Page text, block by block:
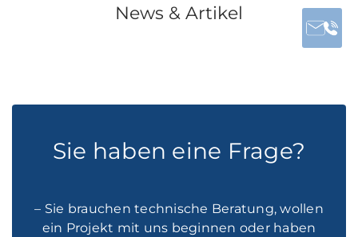
News & Artikel
Sie haben eine Frage?
– Sie brauchen technische Beratung, wollen
ein Projekt mit uns beginnen oder haben